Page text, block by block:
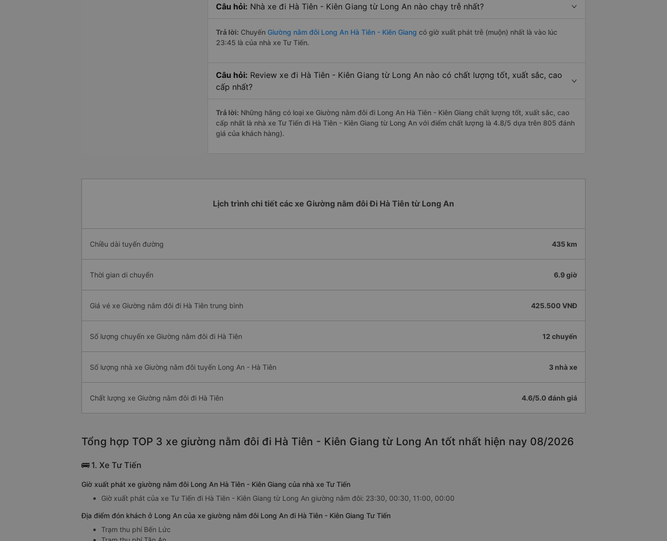
Câu hỏi: Nhà xe đi Hà Tiên - Kiên Giang từ Long An nào chạy trễ nhất?
Trả lời: Chuyến Giường nằm đôi Long An Hà Tiên - Kiên Giang có giờ xuất phát trễ (muộn) nhất là vào lúc
23:45 là của nhà xe Tư Tiến.
Câu hỏi: Review xe đi Hà Tiên - Kiên Giang từ Long An nào có chất lượng tốt, xuất sắc, cao
cấp nhất?
Trả lời: Những hãng có loại xe Giường nằm đôi đi Long An Hà Tiên - Kiên Giang chất lượng tốt, xuất sắc, cao
cấp nhất là nhà xe Tư Tiến đi Hà Tiên - Kiên Giang từ Long An với điểm chất lượng là 4.8/5 dựa trên 805 đánh
giá của khách hàng).
Lịch trình chi tiết các xe Giường nằm đôi Đi Hà Tiên từ Long An
Chiều dài tuyến đường 435 km
Thời gian di chuyển 6.9 giờ
Giá vé xe Giường nằm đôi đi Hà Tiên trung bình 425.500 VNĐ
Số lượng chuyến xe Giường nằm đôi đi Hà Tiên 12 chuyến
Số lượng nhà xe Giường nằm đôi tuyến Long An - Hà Tiên 3 nhà xe
Chất lượng xe Giường nằm đôi đi Hà Tiên 4.6/5.0 đánh giá
Tổng hợp TOP 3 xe giường nằm đôi đi Hà Tiên - Kiên Giang từ Long An tốt nhất hiện nay 08/2026
🚌 1. Xe Tư Tiến
Giờ xuất phát xe giường nằm đôi Long An Hà Tiên - Kiên Giang của nhà xe Tư Tiến
Giờ xuất phát của xe Tư Tiến đi Hà Tiên - Kiên Giang từ Long An giường nằm đôi: 23:30, 00:30, 11:00, 00:00
Địa điểm đón khách ở Long An của xe giường nằm đôi Long An đi Hà Tiên - Kiên Giang Tư Tiến
Trạm thu phí Bến Lức